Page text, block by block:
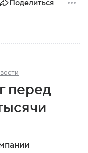
Поделиться
перед